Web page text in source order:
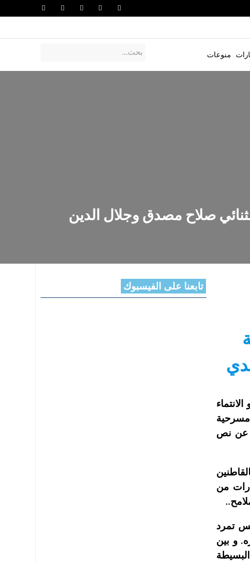
منوعات
صلاح مصدق وجلال الدين
خلال مسرحية
عن نص
من
تمرد
و بين
تابعنا على الفيسبوك